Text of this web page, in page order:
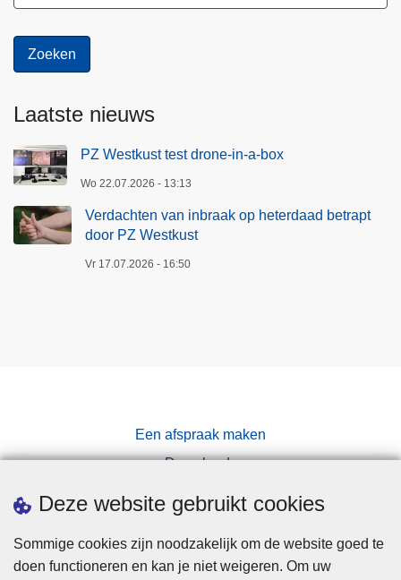
Deze website gebruikt cookies
Sommige cookies zijn noodzakelijk om de website goed te
doen functioneren en kan je niet weigeren. Om uw
Laatste nieuws
PZ Westkust test drone-in-a-box
Wo 22.07.2026 - 13:13
Verdachten van inbraak op heterdaad betrapt
door PZ Westkust
Vr 17.07.2026 - 16:50
Een afspraak maken
Downloads